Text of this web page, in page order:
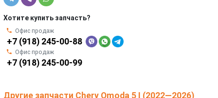
Хотите купить запчасть?
Офис продаж
+7 (918) 245-00-88
Офис продаж
+7 (918) 245-00-99
Другие запчасти Chery Omoda 5 I (2022—2026)